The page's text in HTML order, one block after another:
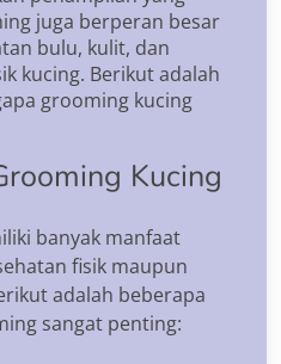
juga berperan besar
bulu, kulit, dan
kucing. Berikut adalah
grooming kucing
Kucing
banyak manfaat
fisik maupun
adalah beberapa
sangat penting: